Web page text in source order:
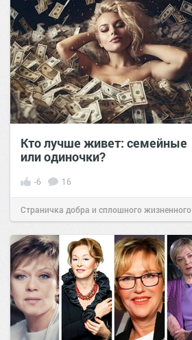
Кто лучше живет: семейные
или одиночки?
-6 16
Страничка добра и сплошного жизненного
позитива! 08:05 03 апр 2023